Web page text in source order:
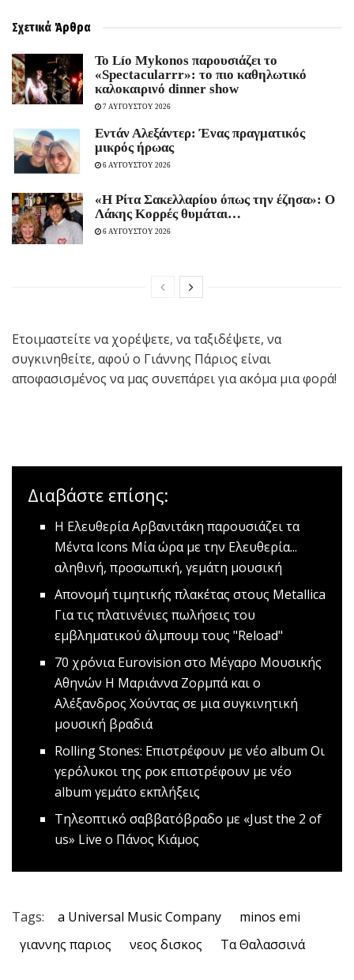
Σχετικά Άρθρα
Το Lío Mykonos παρουσιάζει το
«Spectacularrr»: το πιο καθηλωτικό
καλοκαιρινό dinner show
7 ΑΥΓΟΥΣΤΟΥ 2026
Εντάν Αλεξάντερ: Ένας πραγματικός
μικρός ήρωας
6 ΑΥΓΟΥΣΤΟΥ 2026
«Η Ρίτα Σακελλαρίου όπως την έζησα»: Ο
Λάκης Κορρές θυμάται…
6 ΑΥΓΟΥΣΤΟΥ 2026
Ετοιμαστείτε να χορέψετε, να ταξιδέψετε, να
συγκινηθείτε, αφού ο Γιάννης Πάριος είναι
αποφασισμένος να μας συνεπάρει για ακόμα μια φορά!
Διαβάστε επίσης:
H Ελευθερία Αρβανιτάκη παρουσιάζει τα
Μέντα Icons Μία ώρα με την Ελευθερία...
αληθινή, προσωπική, γεμάτη μουσική
Aπονομή τιμητικής πλακέτας στους Metallica
Για τις πλατινένιες πωλήσεις του
εμβληματικού άλμπουμ τους "Reload"
70 χρόνια Eurovision στο Μέγαρο Μουσικής
Αθηνών Η Μαριάννα Ζορμπά και ο
Αλέξανδρος Χούντας σε μια συγκινητική
μουσική βραδιά
Rolling Stones: Επιστρέφουν με νέο album Οι
γερόλυκοι της ροκ επιστρέφουν με νέο
album γεμάτο εκπλήξεις
Τηλεοπτικό σαββατόβραδο με «Just the 2 of
us» Live o Πάνος Κιάμος
Tags: a Universal Music Company
minos emi
γιαννης παριος
νεος δισκος Τα Θαλασσινά